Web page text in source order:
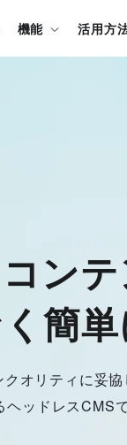
機能 活用方
ン
簡
オリティに妥
ヘッドレスCMS